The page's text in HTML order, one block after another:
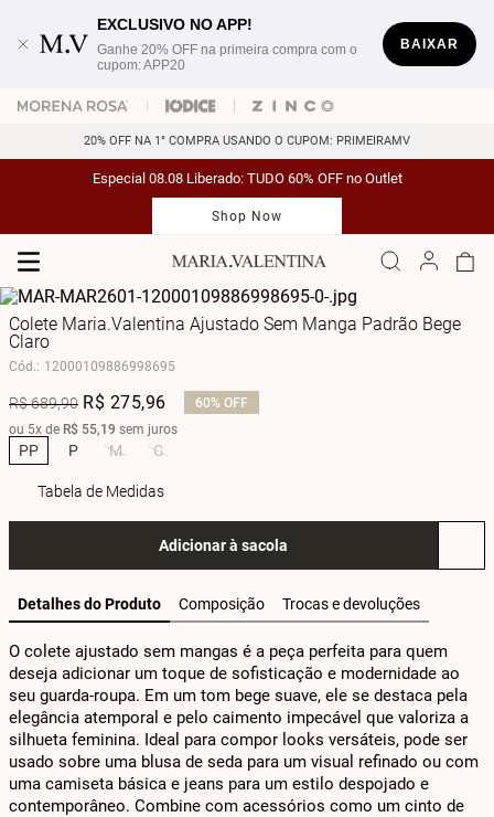
EXCLUSIVO NO APP!
Ganhe 20% OFF na primeira compra com o
cupom: APP20
BAIXAR
20% OFF NA 1° COMPRA USANDO O CUPOM: PRIMEIRAMV
Especial 08.08 Liberado: TUDO 60% OFF no Outlet
Shop Now
Colete Maria.Valentina Ajustado Sem Manga Padrão Bege
Claro
Cód.: 12000109886998695
R$689,90 R$ 275,96 60% OFF
ou 5x de R$ 55,19 sem juros
PP P M G
Tabela de Medidas
Adicionar à sacola
Detalhes do Produto Composição Trocas e devoluções
O colete ajustado sem mangas é a peça perfeita para quem
deseja adicionar um toque de sofisticação e modernidade ao
seu guarda-roupa. Em um tom bege suave, ele se destaca pela
elegância atemporal e pelo caimento impecável que valoriza a
silhueta feminina. Ideal para compor looks versáteis, pode ser
usado sobre uma blusa de seda para um visual refinado ou com
uma camiseta básica e jeans para um estilo despojado e
contemporâneo. Combine com acessórios como um cinto de